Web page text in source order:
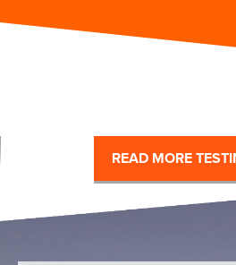
READ MORE